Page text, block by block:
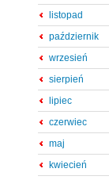
listopad
październik
wrzesień
sierpień
lipiec
czerwiec
maj
kwiecień